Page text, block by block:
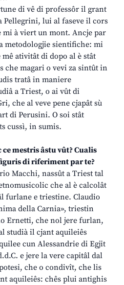
di vê di professôr il grant
Pellegrini, lui al faseve il cors
à viert un mont. Ancje par
metodologjie sientifiche: mi
ativitât di dopo al è stât
magari o vevi za sintût in
tratâ in maniere
a Triest, o ai vût di
che al veve pene cjapât sù
di Perusini. O soi stât
cussì, in sumis.
mestris âstu vût? Cualis
di riferiment par te?
Macchi, nassût a Triest tal
che al è calcolât
furlane e triestine. Claudio
della Carnia», triestin
Ernetti, che nol jere furlan,
studià il cjant aquileiês
cun Alessandrie di Egjit
e jere la vere capitâl dal
che o condivît, che lis
aquileiês: chês plui antighis